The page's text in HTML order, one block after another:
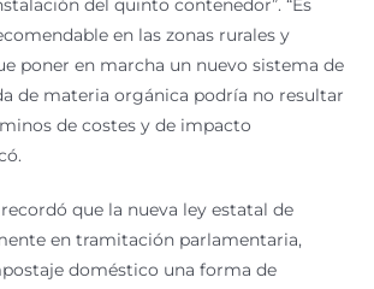
del quinto contenedor”. “Es
en las zonas rurales y
poner en marcha un nuevo sistema de
de materia orgánica podría no resultar
de costes y de impacto
que la nueva ley estatal de
en tramitación parlamentaria,
doméstico una forma de